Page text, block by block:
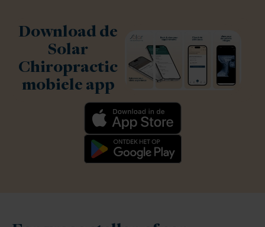
Download de
Solar
Chiropractic
mobiele app